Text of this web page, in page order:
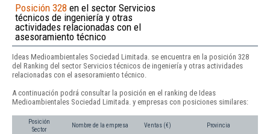
Posición 328 en el sector Servicios
técnicos de ingeniería y otras
actividades relacionadas con el
asesoramiento técnico
Ideas Medioambientales Sociedad Limitada. se encuentra en la posición 328
del Ranking del sector Servicios técnicos de ingeniería y otras actividades
relacionadas con el asesoramiento técnico.
A continuación podrá consultar la posición en el ranking de Ideas
Medioambientales Sociedad Limitada. y empresas con posiciones similares:
Posición
Sector
Nombre de la empresa Ventas (€) Provincia